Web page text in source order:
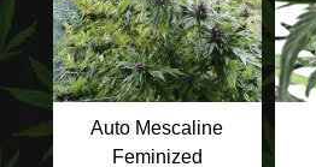
Auto Mescaline
Feminized